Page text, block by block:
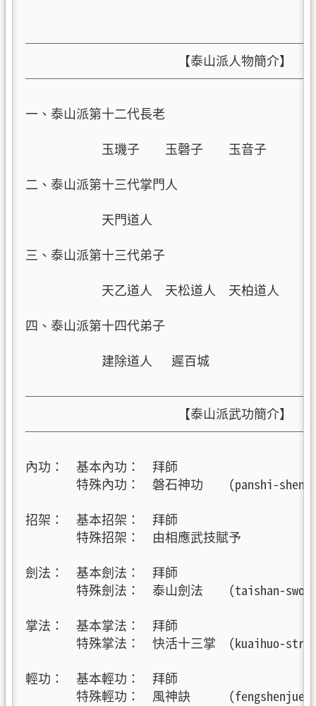
                        【泰山派人物簡介】
一、泰山派第十二代長老
            玉璣子    玉磬子    玉音子
二、泰山派第十三代掌門人
            天門道人
三、泰山派第十三代弟子
            天乙道人  天松道人  天柏道人
四、泰山派第十四代弟子
            建除道人   遲百城
                        【泰山派武功簡介】
內功：  基本內功：  拜師
特殊內功：  磐石神功    (panshi-
招架：　基本招架：  拜師
        特殊招架：  由相應武技賦予
劍法：　基本劍法：  拜師
特殊劍法：  泰山劍法    (taishan-
掌法：  基本掌法：  拜師
特殊掌法：  快活十三掌  (kuaihuo-
輕功：  基本輕功：  拜師
特殊輕功：  風神訣